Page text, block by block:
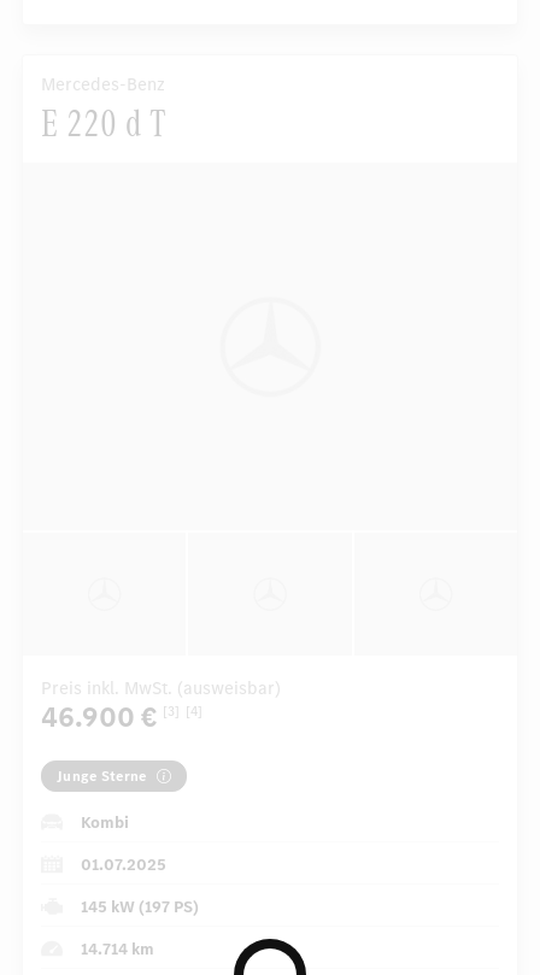
Mercedes-Benz
E 220 d T
Preis inkl. MwSt. (ausweisbar)
46.900 € [3] [4]
Junge Sterne
Kombi
01.07.2025
145 kW (197 PS)
14.714 km